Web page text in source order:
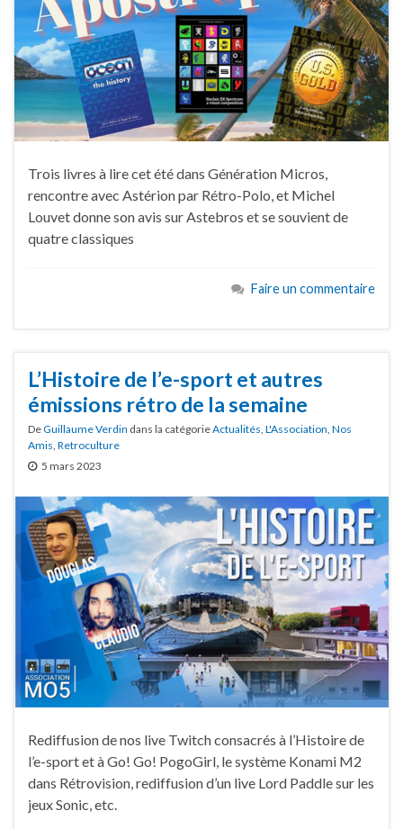
Trois livres à lire cet été dans Génération Micros,
rencontre avec Astérion par Rétro-Polo, et Michel
Louvet donne son avis sur Astebros et se souvient de
quatre classiques
Faire un commentaire
L’Histoire de l’e-sport et autres
émissions rétro de la semaine
DeGuillaume Verdin dans la catégorieActualités, L'Association, Nos
Amis, Retroculture
5 mars 2023
Rediffusion de nos live Twitch consacrés à l’Histoire de
l’e-sport et à Go! Go! PogoGirl, le système Konami M2
dans Rétrovision, rediffusion d’un live Lord Paddle sur les
jeux Sonic, etc.